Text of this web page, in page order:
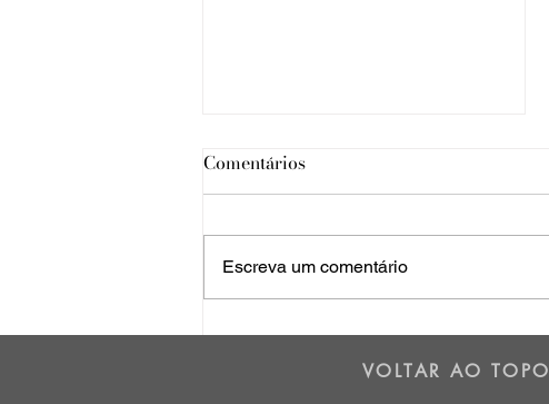
Os dois lados da Cordilheira
dos Andes - 01/07/25
Comentários
Escreva um comentário
VOLTAR AO TOPO